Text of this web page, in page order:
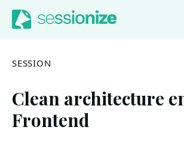
Jump to navigation
Jump to content
SESSION
Clean architecture
Frontend